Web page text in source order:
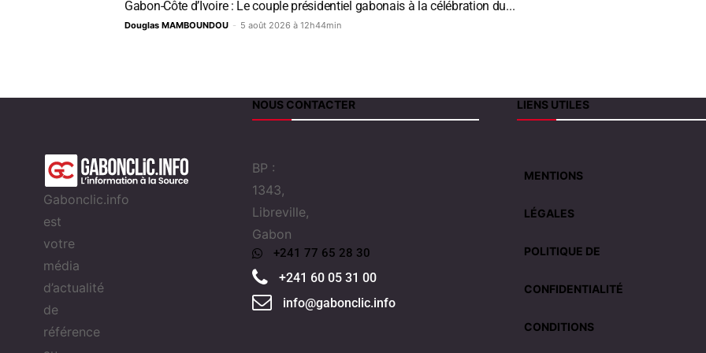
Gabon-Côte d’Ivoire : Le couple présidentiel gabonais à la célébration du...
Douglas MAMBOUNDOU - 5 août 2026 à 12h44min
Gabonclic.info
est
votre
média
d’actualité
de
référence
NOUS CONTACTER
BP :
1343,
Libreville,
Gabon
+241 77 65 28 30
+241 60 05 31 00
info@gabonclic.info
LIENS UTILES
MENTIONS
LÉGALES
POLITIQUE DE
CONFIDENTIALITÉ
CONDITIONS